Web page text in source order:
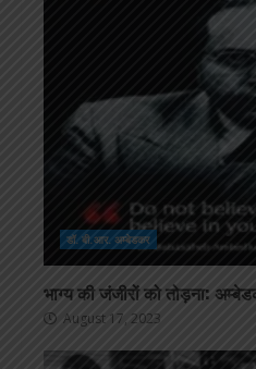
डॉ. बी.आर. अम्बेडकर
भाग्य की जंजीरों को तोड़ना:
August 17, 2023